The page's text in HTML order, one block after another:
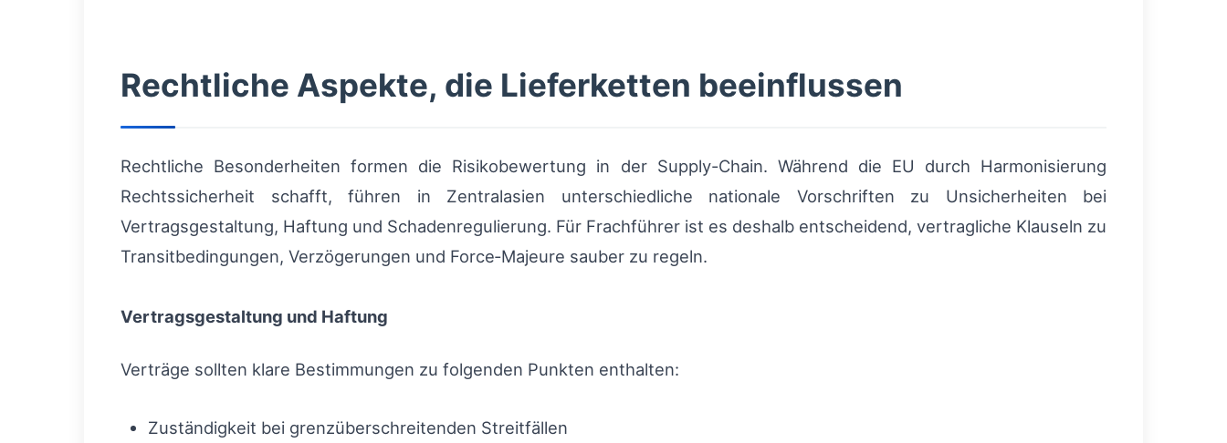
Rechtliche Aspekte, die Lieferketten beeinflussen
Rechtliche Besonderheiten formen die Risikobewertung in der Supply-Chain. Während die EU durch Harmonisierung
Rechtssicherheit schafft, führen in Zentralasien unterschiedliche nationale Vorschriften zu Unsicherheiten bei
Vertragsgestaltung, Haftung und Schadenregulierung. Für Frachführer ist es deshalb entscheidend, vertragliche Klauseln zu
Transitbedingungen, Verzögerungen und Force‑Majeure sauber zu regeln.
Vertragsgestaltung und Haftung
Verträge sollten klare Bestimmungen zu folgenden Punkten enthalten:
Zuständigkeit bei grenzüberschreitenden Streitfällen